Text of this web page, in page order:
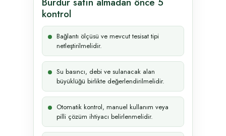
kontrol
Bağlantı ölçüsü ve mevcut tesisat tipi
netleştirilmelidir.
Su basıncı, debi ve sulanacak alan
büyüklüğü birlikte değerlendirilmelidir.
Otomatik kontrol, manuel kullanım veya
pilli çözüm ihtiyacı belirlenmelidir.